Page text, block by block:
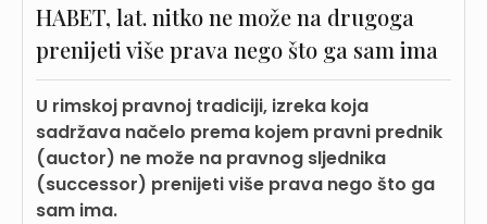
HABET, lat. nitko ne može na drugoga
prenijeti više prava nego što ga sam ima
U rimskoj pravnoj tradiciji, izreka koja
sadržava načelo prema kojem pravni prednik
(auctor) ne može na pravnog sljednika
(successor) prenijeti više prava nego što ga
sam ima.